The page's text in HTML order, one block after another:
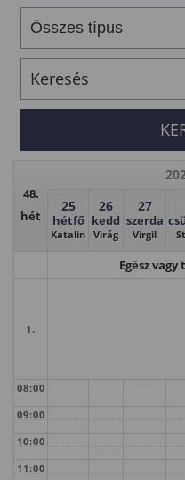
48.
hét
25
hétfő
Katalin
26
kedd
Virág
27
szerda
Virgil
Egész
1.
08:00
09:00
10:00
11:00